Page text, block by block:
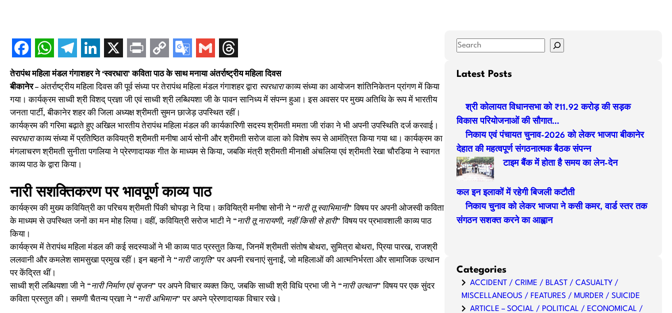
तेरापंथ महिला मंडल गंगाशहर ने ‘स्वरधारा’ कविता पाठ के साथ मनाया अंतर्राष्ट्रीय महिला दिवस
बीकानेर– अंतर्राष्ट्रीय महिला दिवस की पूर्व संध्या पर तेरापंथ महिला मंडल गंगाशहर द्वारा स्वरधाराकाव्य संध्या का आयोजन शांतिनिकेतन प्रांगण में किया
गया। कार्यक्रम साध्वी श्री विशद् प्रज्ञा जी एवं साध्वी श्री लब्धियशा जी के पावन सानिध्य में संपन्न हुआ। इस अवसर पर मुख्य अतिथि के रूप में भारतीय
जनता पार्टी, बीकानेर शहर की जिला अध्यक्ष श्रीमती सुमन छाजेड़ उपस्थित रहीं।
कार्यक्रम की गरिमा बढ़ाते हुए अखिल भारतीय तेरापंथ महिला मंडल की कार्यकारिणी सदस्य श्रीमती ममता जी रांका ने भी अपनी उपस्थिति दर्ज करवाई।
स्वरधाराकाव्य संध्या में प्रतिष्ठित कवियत्री श्रीमती मनीषा आर्य सोनी और श्रीमती सरोज वाला को विशेष रूप से आमंत्रित किया गया था। कार्यक्रम का
मंगलाचरण श्रीमती सुनीता पगलिया ने प्रेरणादायक गीत के माध्यम से किया, जबकि मंत्री श्रीमती मीनाक्षी अंचलिया एवं श्रीमती रेखा चौरडिया ने स्वागत
काव्य पाठ के द्वारा किया।
नारी सशक्तिकरण पर भावपूर्ण काव्य पाठ
कार्यक्रम की मुख्य कवियित्री का परिचय श्रीमती पिंकी चोपड़ा ने दिया। कवियित्री मनीषा सोनी ने “नारी तू स्वाभिमानी” विषय पर अपनी ओजस्वी कविता
के माध्यम से उपस्थित जनों का मन मोह लिया। वहीं, कवियित्री सरोज भाटी ने “नारी तू नारायणी, नहीं किसी से हारी” विषय पर प्रभावशाली काव्य पाठ
किया।
कार्यक्रम में तेरापंथ महिला मंडल की कई सदस्याओं ने भी काव्य पाठ प्रस्तुत किया, जिनमें श्रीमती संतोष बोथरा, सुमित्रा बोथरा, प्रिया पारख, राजश्री
ललवानी और कमलेश सामसुखा प्रमुख रहीं। इन बहनों ने “नारी जागृति” पर अपनी रचनाएं सुनाईं, जो महिलाओं की आत्मनिर्भरता और सामाजिक उत्थान
पर केंद्रित थीं।
साध्वी श्री लब्धियशा जी ने “नारी निर्माण एवं सृजन” पर अपने विचार व्यक्त किए, जबकि साध्वी श्री विधि प्रभा जी ने “नारी उत्थान” विषय पर एक सुंदर
कविता प्रस्तुत की। समणी चैतन्य प्रज्ञा ने “नारी अभिमान” पर अपने प्रेरणादायक विचार रखे।
S
aLatest Posts
श्री कोलायत विधानसभा को ₹11.92 करोड़ की सड़क
विकास परियोजनाओं की सौगात…
निकाय एवं पंचायत चुनाव-2026 को लेकर भाजपा बीकानेर
देहात की महत्वपूर्ण संगठनात्मक बैठक संपन्न
टाइम बैंक में होता है समय का लेन-देन
कल इन इलाकों में रहेगी बिजली कटौती
निकाय चुनाव को लेकर भाजपा ने कसी कमर, वार्ड स्तर तक
संगठन सशक्त करने का आह्वान
Categories
ACCIDENT / CRIME / BLAST / CASUALTY /
MISCELLANEOUS / FEATURES / MURDER / SUICIDE
ARTICLE – SOCIAL / POLITICAL / ECONOMICAL /